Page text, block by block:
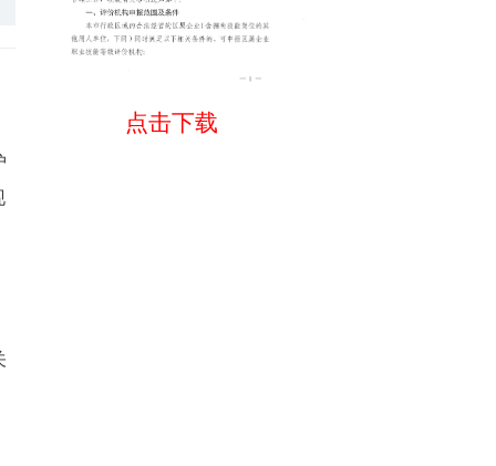
点击下载